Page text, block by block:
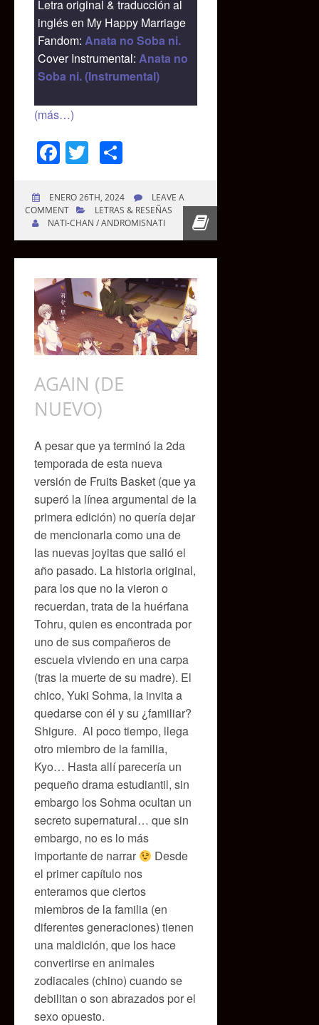
Letra original & traducción al
inglés en My Happy Marriage
Fandom: Anata no Soba ni.
Cover Instrumental: Anata no
Soba ni. (Instrumental)
(más…)
Facebook
Twitter
ENERO 26TH, 2024
LEAVE A
COMMENT
LETRAS & RESEÑAS
NATI-CHAN / ANDROMISNATI
AGAIN (DE
NUEVO)
A pesar que ya terminó la 2da
temporada de esta nueva
versión de Fruits Basket (que ya
superó la línea argumental de la
primera edición) no quería dejar
de mencionarla como una de
las nuevas joyitas que salió el
año pasado. La historia original,
para los que no la vieron o
recuerdan, trata de la huérfana
Tohru, quien es encontrada por
uno de sus compañeros de
escuela viviendo en una carpa
(tras la muerte de su madre). El
chico, Yuki Sohma, la invita a
quedarse con él y su ¿familiar?
Shigure. Al poco tiempo, llega
otro miembro de la familia,
Kyo… Hasta allí parecería un
pequeño drama estudiantil, sin
embargo los Sohma ocultan un
secreto supernatural… que sin
embargo, no es lo más
importante de narrar
Desde
el primer capítulo nos
enteramos que ciertos
miembros de la familia (en
diferentes generaciones) tienen
una maldición, que los hace
convertirse en animales
zodiacales (chino) cuando se
debilitan o son abrazados por el
sexo opuesto.